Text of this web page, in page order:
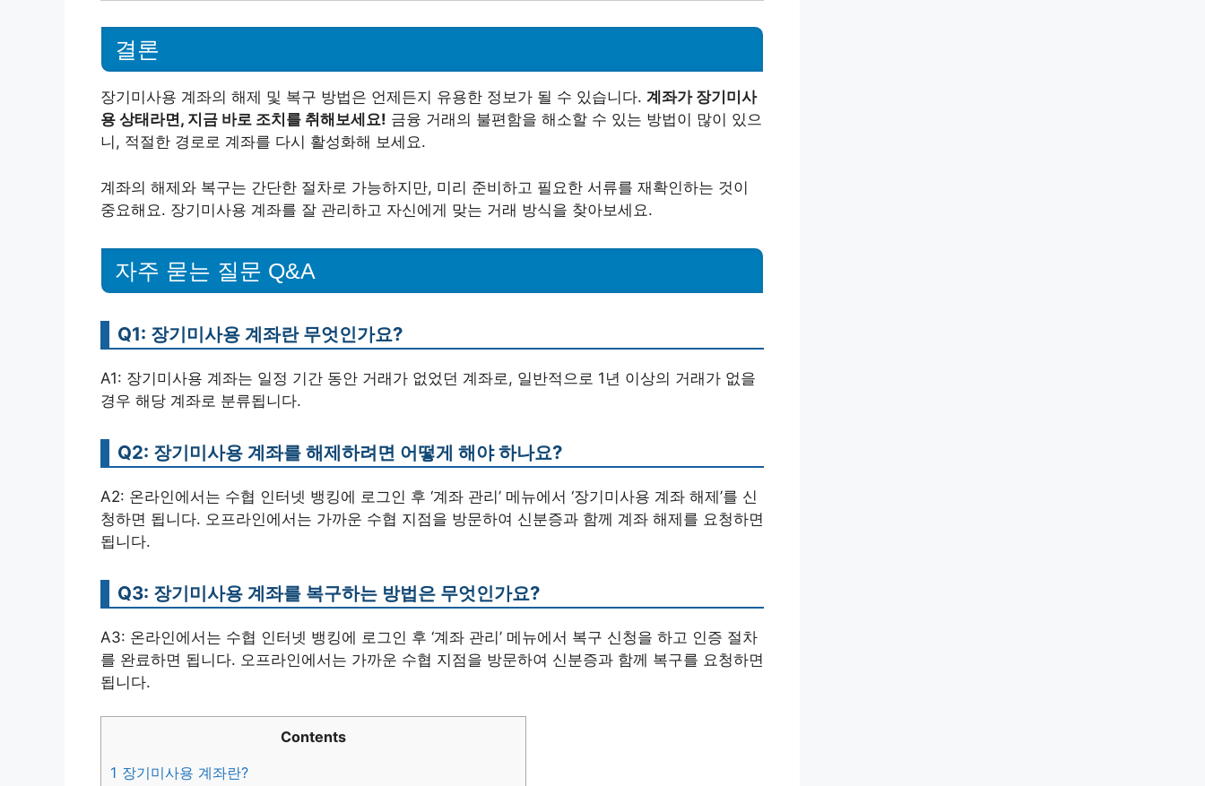
결론
장기미사용 계좌의 해제 및 복구 방법은 언제든지 유용한 정보가 될 수 있습니다. 계좌가 장기미사
용 상태라면, 지금 바로 조치를 취해보세요! 금융 거래의 불편함을 해소할 수 있는 방법이 많이 있으
니, 적절한 경로로 계좌를 다시 활성화해 보세요.
계좌의 해제와 복구는 간단한 절차로 가능하지만, 미리 준비하고 필요한 서류를 재확인하는 것이
중요해요. 장기미사용 계좌를 잘 관리하고 자신에게 맞는 거래 방식을 찾아보세요.
자주 묻는 질문 Q&A
Q1: 장기미사용 계좌란 무엇인가요?
A1: 장기미사용 계좌는 일정 기간 동안 거래가 없었던 계좌로, 일반적으로 1년 이상의 거래가 없을
경우 해당 계좌로 분류됩니다.
Q2: 장기미사용 계좌를 해제하려면 어떻게 해야 하나요?
A2: 온라인에서는 수협 인터넷 뱅킹에 로그인 후 ‘계좌 관리’ 메뉴에서 ‘장기미사용 계좌 해제’를 신
청하면 됩니다. 오프라인에서는 가까운 수협 지점을 방문하여 신분증과 함께 계좌 해제를 요청하면
됩니다.
Q3: 장기미사용 계좌를 복구하는 방법은 무엇인가요?
A3: 온라인에서는 수협 인터넷 뱅킹에 로그인 후 ‘계좌 관리’ 메뉴에서 복구 신청을 하고 인증 절차
를 완료하면 됩니다. 오프라인에서는 가까운 수협 지점을 방문하여 신분증과 함께 복구를 요청하면
됩니다.
Contents
1 장기미사용 계좌란?